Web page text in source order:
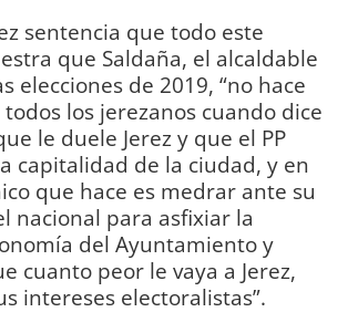
sentencia que todo este
que Saldaña, el alcaldable
elecciones de 2019, “no hace
los jerezanos cuando dice
le duele Jerez y que el PP
capitalidad de la ciudad, y en
que hace es medrar ante su
nacional para asfixiar la
del Ayuntamiento y
cuanto peor le vaya a Jerez,
intereses electoralistas”.